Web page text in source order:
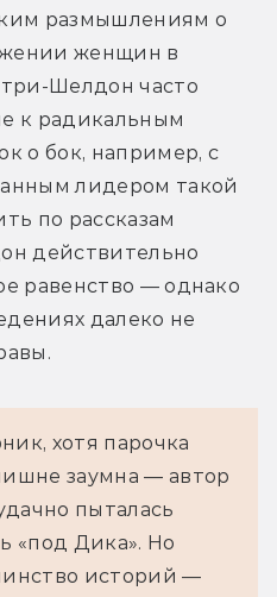
размышлениям о
женщин в
Шелдон часто
к радикальным
о бок, например, с
лидером такой
по рассказам
действительно
равенство — однако
далеко не
хотя парочка
заумна — автор
пыталась
«под Дика». Но
историй —